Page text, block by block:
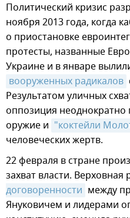
Политический кризис
ноября 2013 года, когда
о приостановке
протесты, названные
Украине и в январе
вооруженных радикалов
Результатом уличных
оппозиция
оружие и "коктейли
человеческих жертв.
22 февраля в стране
захват власти.
договоренности между
Януковичем и лидерами